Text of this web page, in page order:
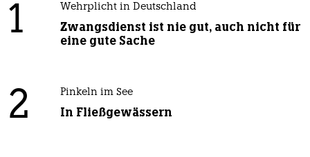
1 Wehrplicht in Deutschland
Zwangsdienst ist nie gut, auch nicht für
eine gute Sache
2 Pinkeln im See
In Fließgewässern